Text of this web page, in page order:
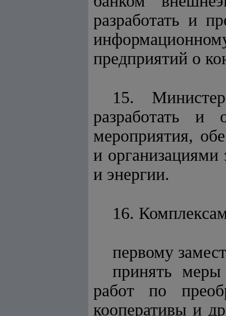
разработать и
предприятий о
15.
разработать и
мероприятия,
и
и энергии.
16.
первому
принять меры
работ по
кооперативы и